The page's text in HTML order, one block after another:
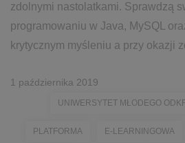
zdolnymi nastolatkami. Sprawdzą
programowaniu w Java, MySQL
krytycznym myśleniu a przy okazji
1 października 2019
UNIWERSYTET MŁODEGO
PLATFORMA E-LEARNINGOWA